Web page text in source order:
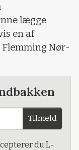
lægge
en af
Nør-
Tilmeld
du L-